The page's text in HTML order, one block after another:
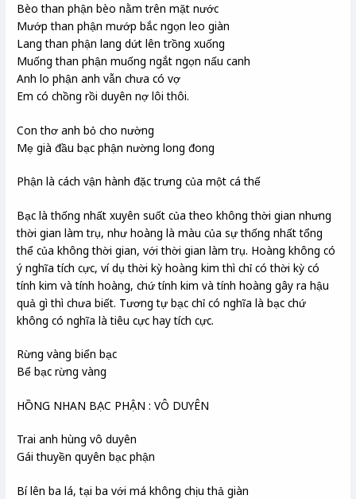
Bèo than phận bèo nằm trên mặt nước
Mướp than phận mướp bắc ngọn leo giàn
Lang than phận lang dứt lên trồng xuống
Muống than phận muống ngắt ngọn nấu canh
Anh lo phận anh vẫn chưa có vợ
Em có chồng rồi duyên nợ lôi thôi.
Con thơ anh bỏ cho nường
Mẹ già đầu bạc phận nường long đong
Phận là cách vận hành đặc trưng của một cá thế
Bạc là thống nhất xuyên suốt của theo không thời gian nhưng
thời gian làm trụ, như hoàng là màu của sự thống nhất tổng
thể của không thời gian, với thời gian làm trụ. Hoàng không có
ý nghĩa tích cực, ví dụ thời kỳ hoàng kim thì chỉ có thời kỳ có
tính kim và tính hoàng, chứ tính kim và tính hoàng gây ra hậu
quả gì thì chưa biết. Tương tự bạc chỉ có nghĩa là bạc chứ
không có nghĩa là tiêu cực hay tích cực.
Rừng vàng biển bạc
Bể bạc rừng vàng
HỒNG NHAN BẠC PHẬN : VÔ DUYÊN
Trai anh hùng vô duyên
Gái thuyền quyên bạc phận
Bí lên ba lá, tại ba với má không chịu thả giàn